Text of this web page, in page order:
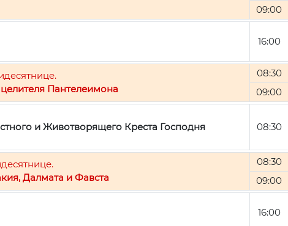
09:00
16:00
Пантелеимона
08:30
09:00
и Животворящего Креста Господня 08:30
Далмата и Фавста
08:30
09:00
16:00